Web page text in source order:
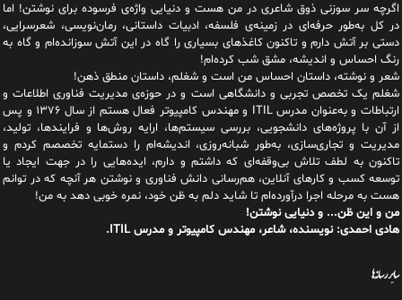
اگرچه سر سوزنی ذوق شاعری در من هست و دنیایی واژه‌‌ی فرسوده برای نوشتن! اما
در کل به‌طور حرفه‌ای در زمینه‌ی فلسفه، ادبیات داستانی، رمان‌نویسی، شعرسرایی،
دستی بر آتش دارم و تاکنون کاغذهای بسیاری را گاه در این آتش سوزانده‌ام و گاه به
رنگ احساس و اندیشه، مشق شب کرده‌ام!
شعر و نوشته، داستان احساس من است و شغلم، داستان منطق ذهن!
شغلم یک تخصص تجربی و دانشگاهی است و در حوزه‌ی مدیریت فناوری اطلاعات و
ارتباطات و به‌عنوان مدرس ITIL و مهندس کامپیوتر فعال هستم از سال ۱۳۷۶ و پس
از آن با پروژه‌های دانشجویی، بررسی سیستم‌ها، ارایه روش‌ها و فرایندها، تولید،
مدیریت و تجاری‌سازی، به‌طور شبانه‌روزی، اندیشه‌ام را دستمایه تخصصم کردم و
تاکنون به لطف تلاش بی‌وقفه‌ای که داشتم و دارم، اید‌ه‌هایی را در جهت ایجاد یا
توسعه کسب و کارهای آنلاین، هم‌رسانی دانش فناوری و نوشتن هر آنچه که در توانم
هست به مرحله اجرا درآورده‌ام تا شاید دلم به ظن خود، نمره خوبی دهد به من!
من و این ظن... و دنیایی نوشتن!
هادی احمدی: نویسنده، شاعر، مهندس کامپیوتر و مدرس ITIL.
سایر رسانه‌ها